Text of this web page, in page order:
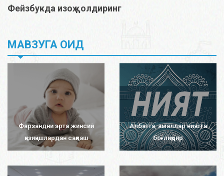
Фейзбукда изоҳ қолдиринг
МАВЗУГА ОИД
Фарзандни эрта жинсий
қизиқишлардан сақлаш
Албатта, амаллар ниятга
боғлиқдир